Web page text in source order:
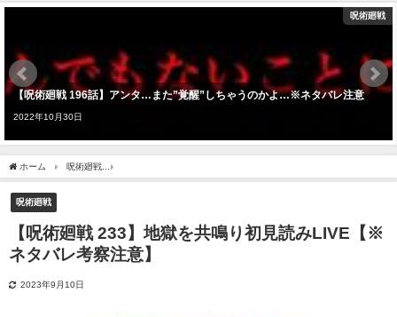
呪術廻戦
【呪術廻戦 196話】アンタ…また”覚醒”しちゃうのかよ…※ネタバレ注意
2022年10月30日
ホーム 呪術廻戦
呪術廻戦
【呪術廻戦 233】地獄を共鳴り初見読みLIVE【※
ネタバレ考察注意】
2023年9月10日